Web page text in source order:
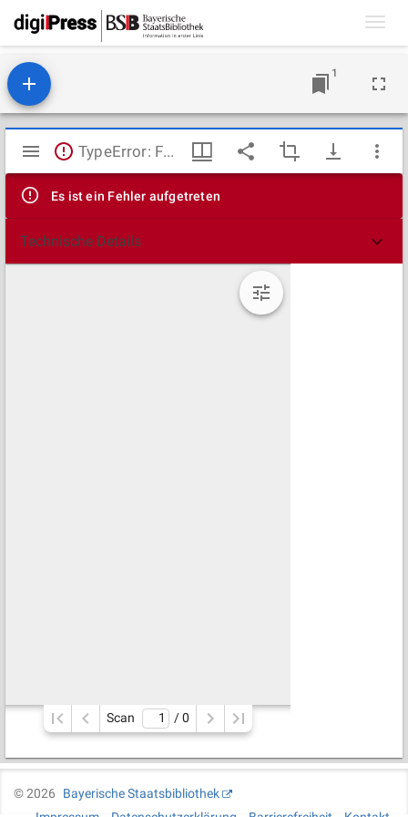
1
Mirador
Viewer
TypeError: Failed to fetch
Es ist ein Fehler aufgetreten
Technische Details
Scan / 0
©2026
Bayerische Staatsbibliothek